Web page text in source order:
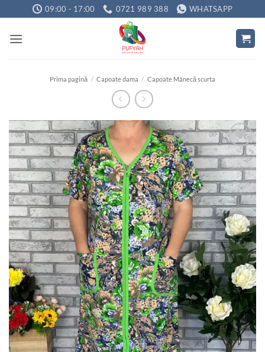
to
content
09:00 - 17:00 0721 989 388 WHATSAPP
Prima pagină / Capoate dama / Capoate Mânecă scurta
Adauga
la
favorite